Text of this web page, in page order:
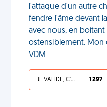
l'attaque d'un autre
fendre l'âme devant
avec nous, en boitant
ostensiblement. Mon
VDM
JE VALIDE, C'EST UNE VDM 1 297